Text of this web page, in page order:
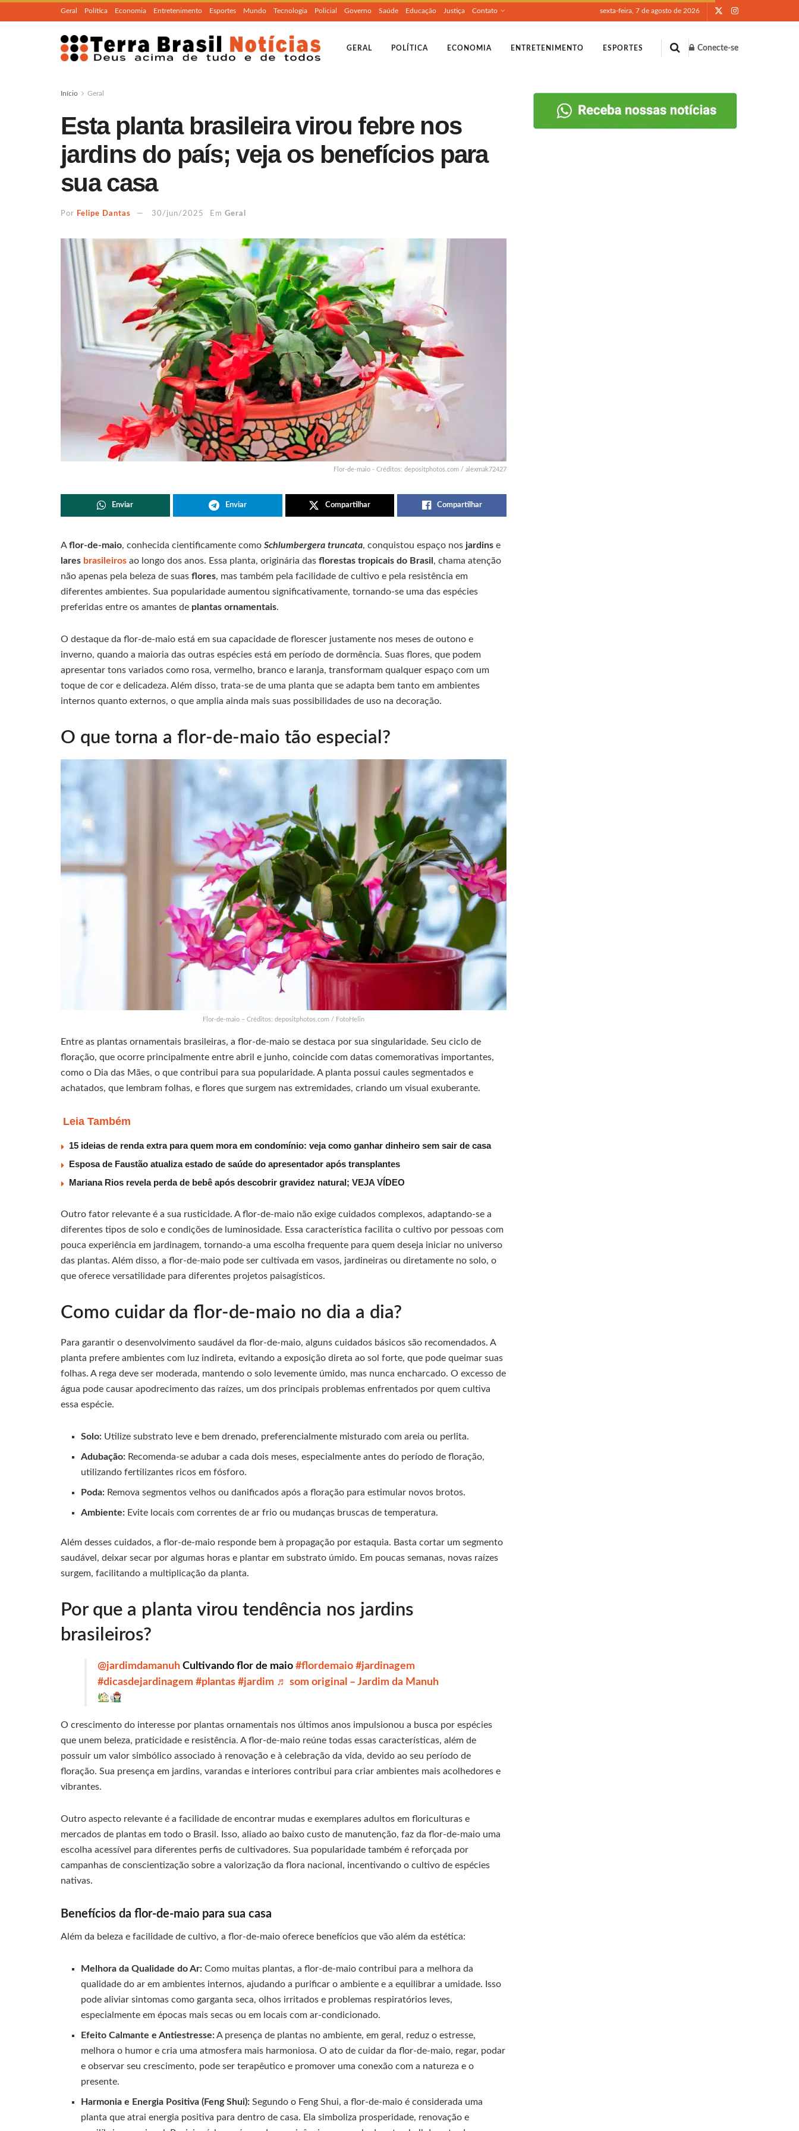
Geral Política Economia Entretenimento Esportes Mundo Tecnologia Policial Governo Saúde Educação Justiça Contato sexta-feira, 7 de agosto de 2026
GERAL POLÍTICA ECONOMIA ENTRETENIMENTO ESPORTES Conecte-se
Início Geral
Esta planta brasileira virou febre nos
jardins do país; veja os benefícios para
sua casa
Por Felipe Dantas 30/jun/2025 Em Geral
Flor-de-maio - Créditos: depositphotos.com / alexmak72427
Enviar Enviar Compartilhar Compartilhar
Aflor-de-maio, conhecida cientificamente como Schlumbergera truncata, conquistou espaço nos jardins e
lares brasileiros ao longo dos anos. Essa planta, originária das florestas tropicais do Brasil , chama atenção
não apenas pela beleza de suas flores, mas também pela facilidade de cultivo e pela resistência em
diferentes ambientes. Sua popularidade aumentou significativamente, tornando-se uma das espécies
preferidas entre os amantes de plantas ornamentais.
O destaque da flor-de-maio está em sua capacidade de florescer justamente nos meses de outono e
inverno, quando a maioria das outras espécies está em período de dormência. Suas flores, que podem
apresentar tons variados como rosa, vermelho, branco e laranja, transformam qualquer espaço com um
toque de cor e delicadeza. Além disso, trata-se de uma planta que se adapta bem tanto em ambientes
internos quanto externos, o que amplia ainda mais suas possibilidades de uso na decoração.
O que torna a flor-de-maio tão especial?
Flor-de-maio – Créditos: depositphotos.com / FotoHelin
Entre as plantas ornamentais brasileiras, a flor-de-maio se destaca por sua singularidade. Seu ciclo de
floração, que ocorre principalmente entre abril e junho, coincide com datas comemorativas importantes,
como o Dia das Mães, o que contribui para sua popularidade. A planta possui caules segmentados e
achatados, que lembram folhas, e flores que surgem nas extremidades, criando um visual exuberante.
Leia Também
15 ideias de renda extra para quem mora em condomínio: veja como ganhar dinheiro sem sair de casa
Esposa de Faustão atualiza estado de saúde do apresentador após transplantes
Mariana Rios revela perda de bebê após descobrir gravidez natural; VEJA VÍDEO
Outro fator relevante é a sua rusticidade. A flor-de-maio não exige cuidados complexos, adaptando-se a
diferentes tipos de solo e condições de luminosidade. Essa característica facilita o cultivo por pessoas com
pouca experiência em jardinagem, tornando-a uma escolha frequente para quem deseja iniciar no universo
das plantas. Além disso, a flor-de-maio pode ser cultivada em vasos, jardineiras ou diretamente no solo, o
que oferece versatilidade para diferentes projetos paisagísticos.
Como cuidar da flor-de-maio no dia a dia?
Para garantir o desenvolvimento saudável da flor-de-maio, alguns cuidados básicos são recomendados. A
planta prefere ambientes com luz indireta, evitando a exposição direta ao sol forte, que pode queimar suas
folhas. A rega deve ser moderada, mantendo o solo levemente úmido, mas nunca encharcado. O excesso de
água pode causar apodrecimento das raízes, um dos principais problemas enfrentados por quem cultiva
essa espécie.
Solo: Utilize substrato leve e bem drenado, preferencialmente misturado com areia ou perlita.
Adubação: Recomenda-se adubar a cada dois meses, especialmente antes do período de floração,
utilizando fertilizantes ricos em fósforo.
Poda: Remova segmentos velhos ou danificados após a floração para estimular novos brotos.
Ambiente: Evite locais com correntes de ar frio ou mudanças bruscas de temperatura.
Além desses cuidados, a flor-de-maio responde bem à propagação por estaquia. Basta cortar um segmento
saudável, deixar secar por algumas horas e plantar em substrato úmido. Em poucas semanas, novas raízes
surgem, facilitando a multiplicação da planta.
Por que a planta virou tendência nos jardins
brasileiros?
@jardimdamanuh Cultivando flor de maio #flordemaio #jardinagem
#dicasdejardinagem #plantas #jardim ♬ som original – Jardim da Manuh
O crescimento do interesse por plantas ornamentais nos últimos anos impulsionou a busca por espécies
que unem beleza, praticidade e resistência. A flor-de-maio reúne todas essas características, além de
possuir um valor simbólico associado à renovação e à celebração da vida, devido ao seu período de
floração. Sua presença em jardins, varandas e interiores contribui para criar ambientes mais acolhedores e
vibrantes.
Outro aspecto relevante é a facilidade de encontrar mudas e exemplares adultos em floriculturas e
mercados de plantas em todo o Brasil. Isso, aliado ao baixo custo de manutenção, faz da flor-de-maio uma
escolha acessível para diferentes perfis de cultivadores. Sua popularidade também é reforçada por
campanhas de conscientização sobre a valorização da flora nacional, incentivando o cultivo de espécies
nativas.
Benefícios da flor-de-maio para sua casa
Além da beleza e facilidade de cultivo, a flor-de-maio oferece benefícios que vão além da estética:
Melhora da Qualidade do Ar: Como muitas plantas, a flor-de-maio contribui para a melhora da
qualidade do ar em ambientes internos, ajudando a purificar o ambiente e a equilibrar a umidade. Isso
pode aliviar sintomas como garganta seca, olhos irritados e problemas respiratórios leves,
especialmente em épocas mais secas ou em locais com ar-condicionado.
Efeito Calmante e Antiestresse:A presença de plantas no ambiente, em geral, reduz o estresse,
melhora o humor e cria uma atmosfera mais harmoniosa. O ato de cuidar da flor-de-maio, regar, podar
e observar seu crescimento, pode ser terapêutico e promover uma conexão com a natureza e o
presente.
Harmonia e Energia Positiva (Feng Shui): Segundo o Feng Shui, a flor-de-maio é considerada uma
planta que atrai energia positiva para dentro de casa. Ela simboliza prosperidade, renovação e